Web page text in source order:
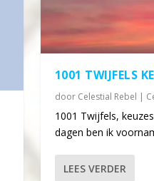
1001 TWIJFELS
door Celestial Rebel |
1001 Twijfels,
dagen ben ik
LEES VERDER